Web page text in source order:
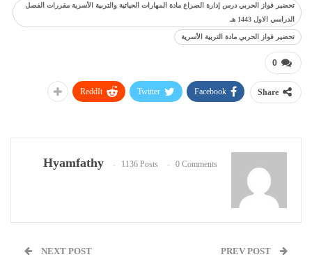
تحضير فواز الحربي درس إدارة الصراع مادة المهارات الحياتية والتربية الأسرية مقررات الفصل
الدراسي الاول 1443 هـ
تحضير فواز الحربي مادة التربية الأسرية
0
Share
Facebook
Twitter
ReddIt
Hyamfathy 1136 Posts 0 Comments
NEXT POST